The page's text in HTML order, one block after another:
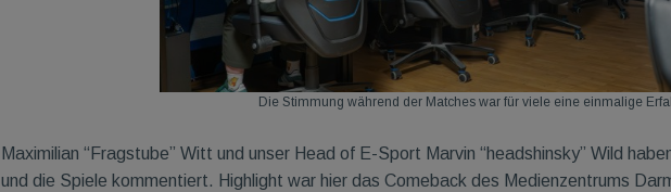
Die Stimmung während der Matches war für viele eine einmalige
Maximilian “Fragstube” Witt und unser Head of E-Sport Marvin “headshinsky” Wild
und die Spiele kommentiert. Highlight war hier das Comeback des Medienzentrums